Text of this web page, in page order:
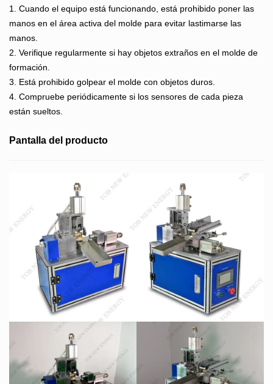
1. Cuando el equipo está funcionando, está prohibido poner las
manos en el área activa del molde para evitar lastimarse las
manos.
2. Verifique regularmente si hay objetos extraños en el molde de
formación.
3. Está prohibido golpear el molde con objetos duros.
4. Compruebe periódicamente si los sensores de cada pieza
están sueltos.
Pantalla del producto